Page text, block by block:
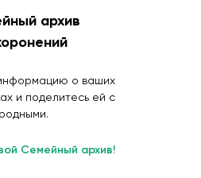
архив
о ваших
и поделитесь ей с
родными.
Семейный архив!